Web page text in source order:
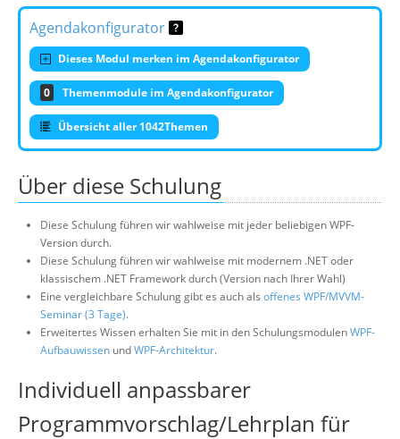
Agendakonfigurator
Dieses Modul merken im Agendakonfigurator
0 Themenmodule im Agendakonfigurator
Übersicht aller 1042Themen
Über diese Schulung
Diese Schulung führen wir wahlweise mit jeder beliebigen WPF-
Version durch.
Diese Schulung führen wir wahlweise mit modernem .NET oder
klassischem .NET Framework durch (Version nach Ihrer Wahl)
Eine vergleichbare Schulung gibt es auch als offenes WPF/MVVM-
Seminar (3 Tage).
Erweitertes Wissen erhalten Sie mit in den SchulungsmodulenWPF-
Aufbauwissen undWPF-Architektur.
Individuell anpassbarer
Programmvorschlag/Lehrplan für